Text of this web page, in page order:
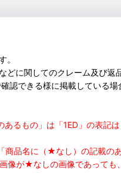
。
に関してのクレーム及び返
できる様に掲載している
るもの」は「1ED」の表記
品名に（★なし）の記載
が★なしの画像であっても